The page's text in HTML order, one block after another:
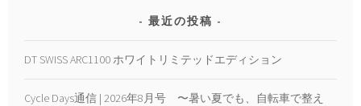
最近の投稿
DT SWISS ARC1100 ホワイトリミテッドエディション
Cycle Days通信 | 2026年8月号 〜暑い夏でも、自転車で整え